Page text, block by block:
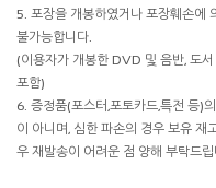
5. 포장을 개봉하였거나 포장훼손에
불가능합니다.
(이용자가 개봉한 DVD 및 음반, 도
포함)
6. 증정품(포스터,포토카드,특전 등)
이 아니며, 심한 파손의 경우 보유 재
우 재발송이 어려운 점 양해 부탁드립